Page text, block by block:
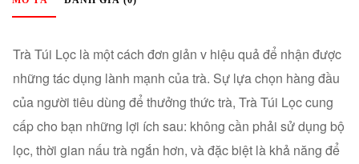
Trà Túi Lọc là một cách đơn giản v hiệu quả để nhận được
những tác dụng lành mạnh của trà. Sự lựa chọn hàng đầu
của người tiêu dùng để thưởng thức trà, Trà Túi Lọc cung
cấp cho bạn những lợi ích sau: không cần phải sử dụng bộ
lọc, thời gian nấu trà ngắn hơn, và đặc biệt là khả năng để